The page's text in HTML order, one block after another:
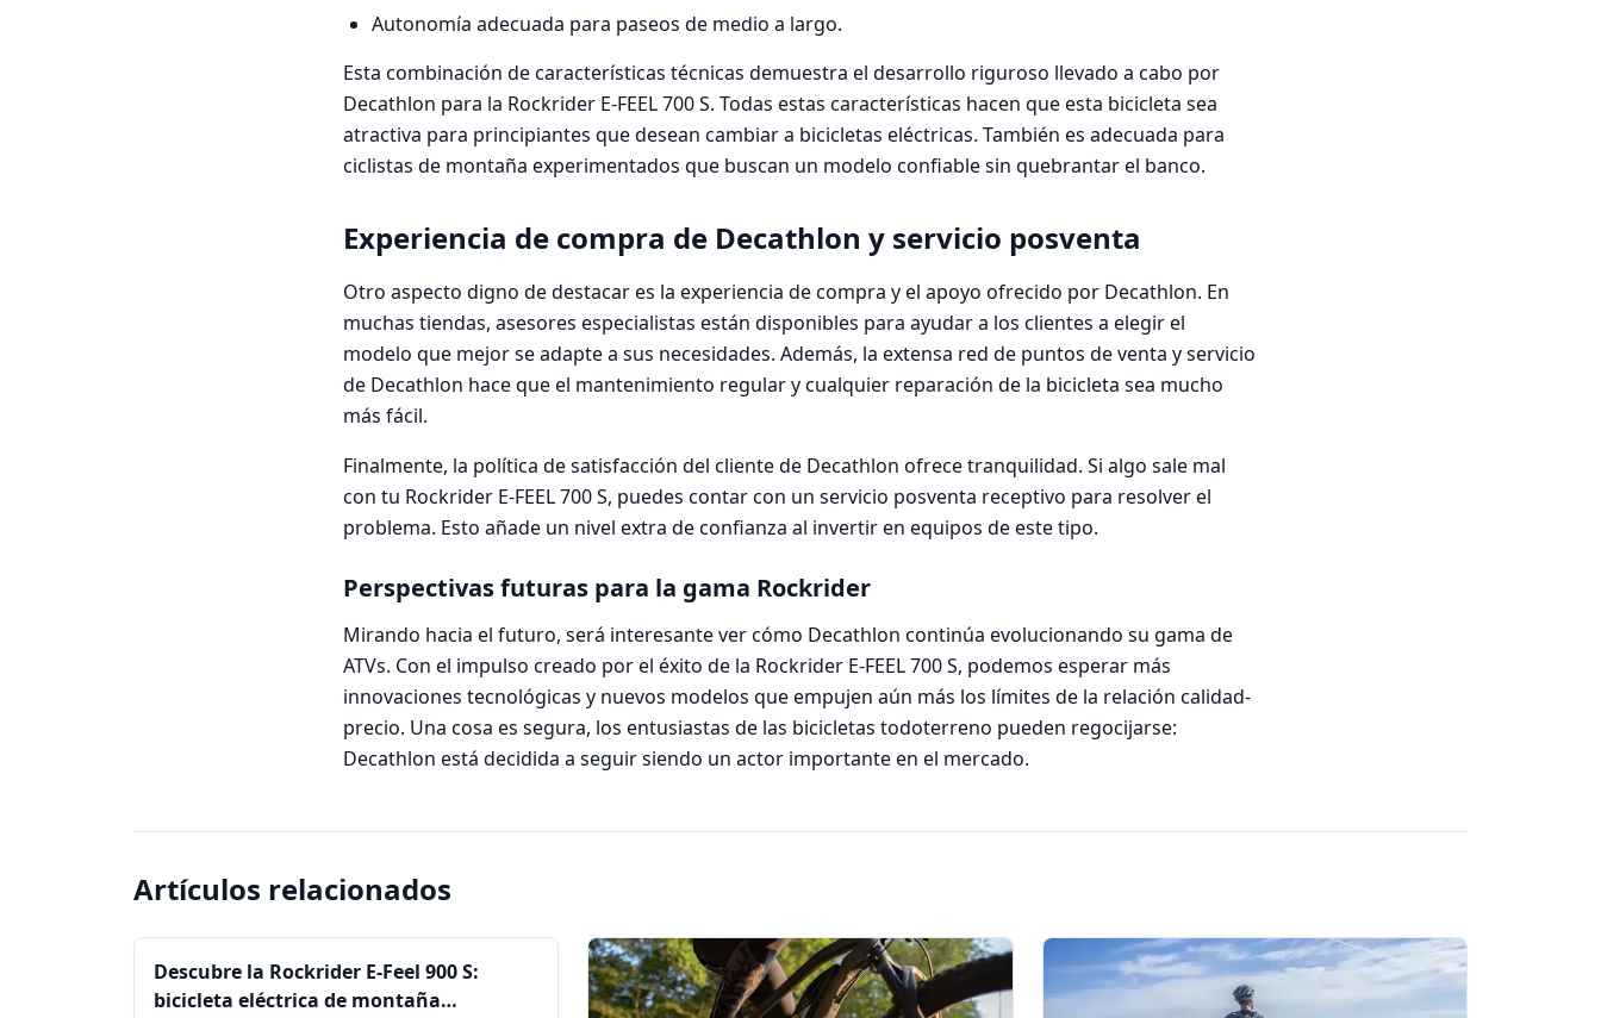
Autonomía adecuada para paseos de medio a largo.
Esta combinación de características técnicas demuestra el desarrollo riguroso llevado a cabo por
Decathlon para la Rockrider E-FEEL 700 S. Todas estas características hacen que esta bicicleta sea
atractiva para principiantes que desean cambiar a bicicletas eléctricas. También es adecuada para
ciclistas de montaña experimentados que buscan un modelo confiable sin quebrantar el banco.
Experiencia de compra de Decathlon y servicio posventa
Otro aspecto digno de destacar es la experiencia de compra y el apoyo ofrecido por Decathlon. En
muchas tiendas, asesores especialistas están disponibles para ayudar a los clientes a elegir el
modelo que mejor se adapte a sus necesidades. Además, la extensa red de puntos de venta y servicio
de Decathlon hace que el mantenimiento regular y cualquier reparación de la bicicleta sea mucho
más fácil.
Finalmente, la política de satisfacción del cliente de Decathlon ofrece tranquilidad. Si algo sale mal
con tu Rockrider E-FEEL 700 S, puedes contar con un servicio posventa receptivo para resolver el
problema. Esto añade un nivel extra de confianza al invertir en equipos de este tipo.
Perspectivas futuras para la gama Rockrider
Mirando hacia el futuro, será interesante ver cómo Decathlon continúa evolucionando su gama de
ATVs. Con el impulso creado por el éxito de la Rockrider E-FEEL 700 S, podemos esperar más
innovaciones tecnológicas y nuevos modelos que empujen aún más los límites de la relación calidad-
precio. Una cosa es segura, los entusiastas de las bicicletas todoterreno pueden regocijarse:
Decathlon está decidida a seguir siendo un actor importante en el mercado.
Artículos relacionados
Descubre la Rockrider E-Feel 900 S:
bicicleta eléctrica de montaña